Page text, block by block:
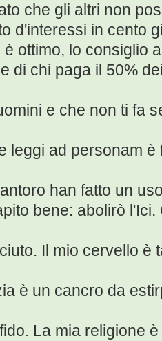
che gli altri non
d'interessi in cento
ottimo, lo consiglio
di chi paga il 50%
e che non ti fa
leggi ad personam
han fatto un
bene: abolirò
Il mio cervello è
è un cancro da
La mia religione